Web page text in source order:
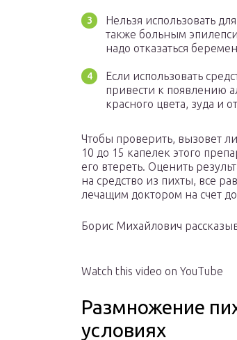
Нельзя использовать
также больным
надо отказаться
Если использовать
привести к появлению
красного цвета, зуда и
Чтобы проверить, вызовет
10 до 15 капелек этого
его втереть. Оценить
на средство из пихты, все
лечащим доктором на счет
Борис Михайлович
Watch this video on YouTube
Размножение
условиях